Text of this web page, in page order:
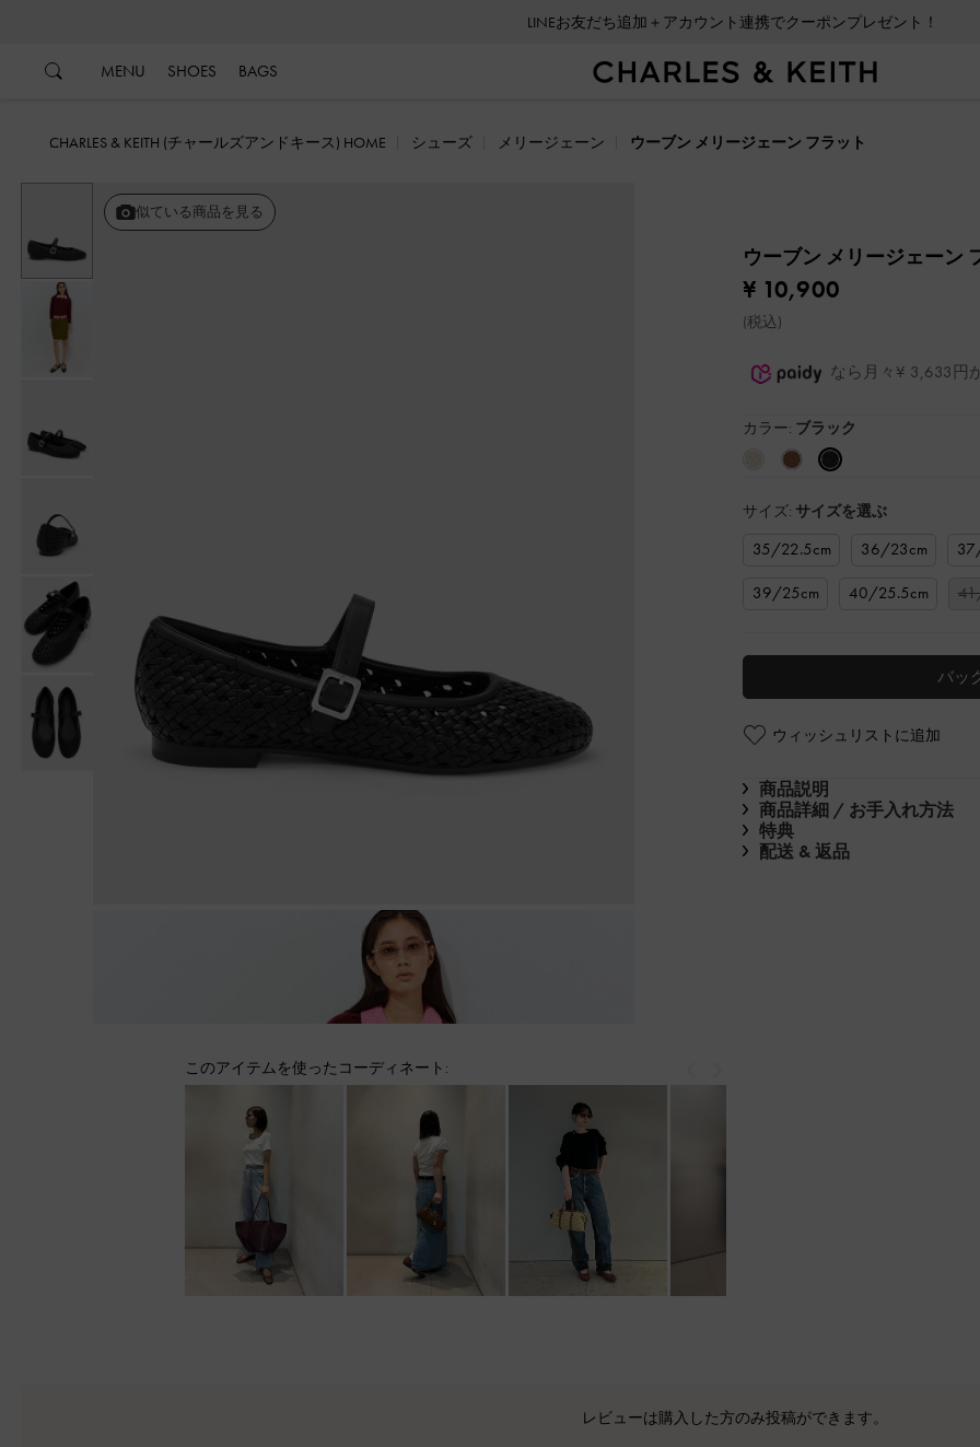
LINEお友だち追加＋アカウント連携でクーポンプレゼント！
MENU SHOES BAGS
CHARLES & KEITH (チャールズアンドキース) HOME シューズ メリージェーン ウーブン メリージェーン フラット
似ている商品を見る
ウーブン メリージェーン
¥ 10,900
(税込)
なら月々¥ 3,633円
カラー: ブラック
サイズ: サイズを選ぶ
35/22.5cm 36/23cm
39/25cm
40/25.5cm
バッ
ウィッシュリストに追加
商品説明
商品詳細 / お手入れ方法
特典
配送 & 返品
このアイテムを使ったコーディネート:
レビューは購入した方のみ投稿ができます。